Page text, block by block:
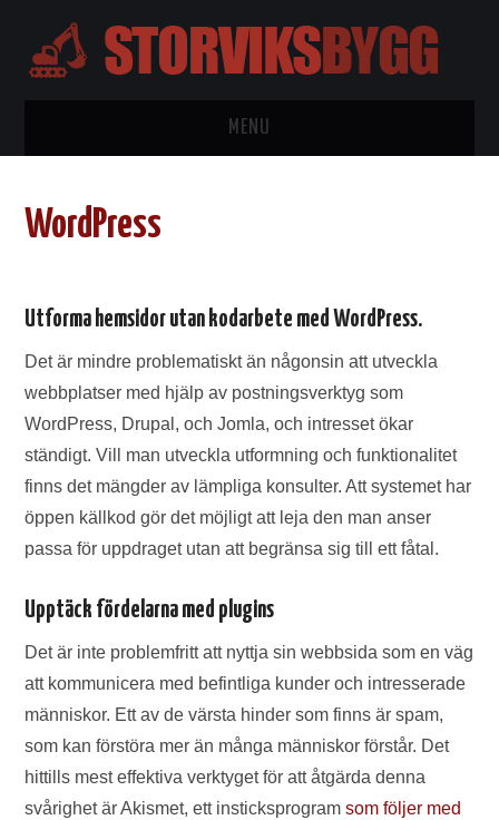
MENU
BYGGTIPS
OM OSS
WordPress
Utforma hemsidor utan kodarbete med WordPress.
Det är mindre problematiskt än någonsin att utveckla
webbplatser med hjälp av postningsverktyg som
WordPress, Drupal, och Jomla, och intresset ökar
ständigt. Vill man utveckla utformning och funktionalitet
finns det mängder av lämpliga konsulter. Att systemet har
öppen källkod gör det möjligt att leja den man anser
passa för uppdraget utan att begränsa sig till ett fåtal.
Upptäck fördelarna med plugins
Det är inte problemfritt att nyttja sin webbsida som en väg
att kommunicera med befintliga kunder och intresserade
människor. Ett av de värsta hinder som finns är spam,
som kan förstöra mer än många människor förstår. Det
hittills mest effektiva verktyget för att åtgärda denna
svårighet är Akismet, ett insticksprogramsom följer med